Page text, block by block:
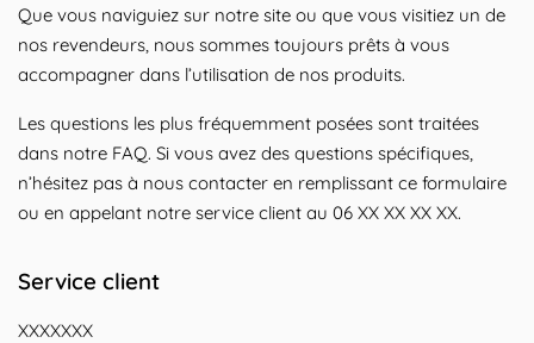
Que vous naviguiez sur notre site ou que vous visitiez un de
nos revendeurs, nous sommes toujours prêts à vous
accompagner dans l’utilisation de nos produits.
Les questions les plus fréquemment posées sont traitées
dans notre FAQ. Si vous avez des questions spécifiques,
n’hésitez pas à nous contacter en remplissant ce formulaire
ou en appelant notre service client au 06 XX XX XX XX.
Service client
XXXXXXX